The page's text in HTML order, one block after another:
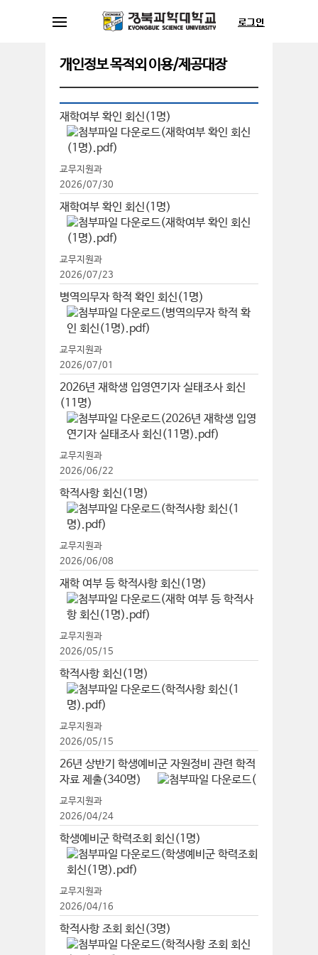
개인정보 목적외 이용/제공대장
재학여부 확인 회신(1명)
교무지원과
2026/07/30
재학여부 확인 회신(1명)
교무지원과
2026/07/23
병역의무자 학적 확인 회신(1명)
교무지원과
2026/07/01
2026년 재학생 입영연기자 실태조사 회신
(11명)
교무지원과
2026/06/22
학적사항 회신(1명)
교무지원과
2026/06/08
재학 여부 등 학적사항 회신(1명)
교무지원과
2026/05/15
학적사항 회신(1명)
교무지원과
2026/05/15
26년 상반기 학생예비군 자원정비 관련 학적
자료 제출(340명)
교무지원과
2026/04/24
학생예비군 학력조회 회신(1명)
교무지원과
2026/04/16
학적사항 조회 회신(3명)